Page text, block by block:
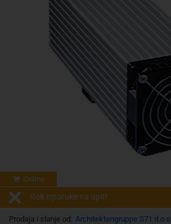
Online
Rok isporuke na upit!
Prodaja i slanje od: Architektengruppe S71 d.o.o.